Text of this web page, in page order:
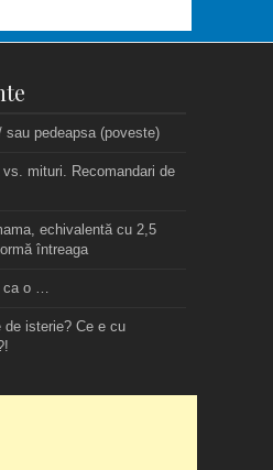
sau pedeapsa (poveste)
mituri. Recomandari de
echivalentă cu 2,5
întreaga
o …
de isterie? Ce e cu